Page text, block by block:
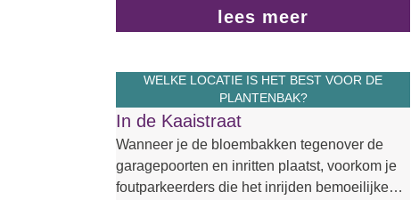
lees meer
WELKE LOCATIE IS HET BEST VOOR DE
PLANTENBAK?
In de Kaaistraat
Wanneer je de bloembakken tegenover de
garagepoorten en inritten plaatst, voorkom je
foutparkeerders die het inrijden bemoeilijken